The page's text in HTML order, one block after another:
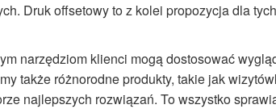
Druk offsetowy to z kolei propozycja dla
narzędziom klienci mogą dostosować
także różnorodne produkty, takie jak
najlepszych rozwiązań. To wszystko